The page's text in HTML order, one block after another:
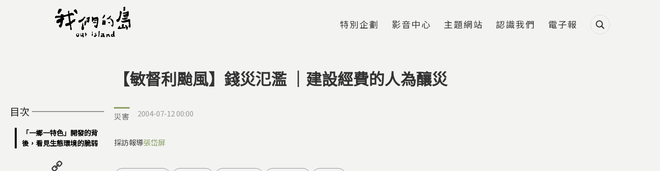
特別企劃 影音中心 主題網站 認識我們 電子報
您在這裡
【敏督利颱風】錢災氾濫 ｜建設經費的人為釀災
目次
「一鄉一特色」開發的背
後，看見生態環境的脆弱
災害 2004-07-12 00:00
採訪報導張岱屏